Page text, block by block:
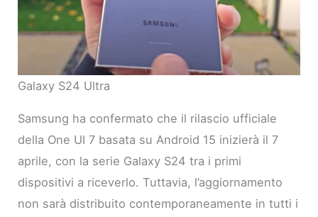
Galaxy S24 Ultra
Samsung ha confermato che il rilascio ufficiale
della One UI 7 basata su Android 15 inizierà il 7
aprile, con la serie Galaxy S24 tra i primi
dispositivi a riceverlo. Tuttavia, l’aggiornamento
non sarà distribuito contemporaneamente in tutti i